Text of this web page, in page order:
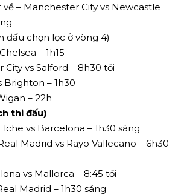
về – Manchester City vs Newcastle
đấu chọn lọc ở vòng 4)
– 1h15
City vs Salford – 8h30 tối
Brighton – 1h30
– 22h
thi đấu)
vs Barcelona – 1h30 sáng
Madrid vs Rayo Vallecano – 6h30
vs Mallorca – 8:45 tối
Madrid – 1h30 sáng